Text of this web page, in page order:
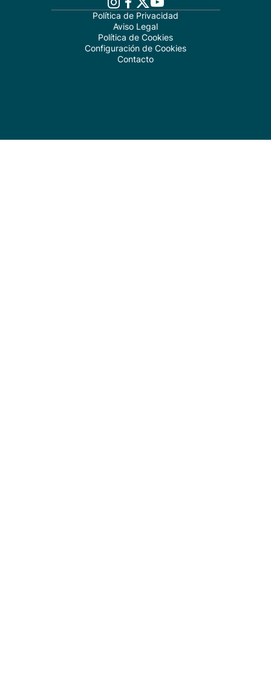
Política de Privacidad
Aviso Legal
Política de Cookies
Configuración de Cookies
Contacto